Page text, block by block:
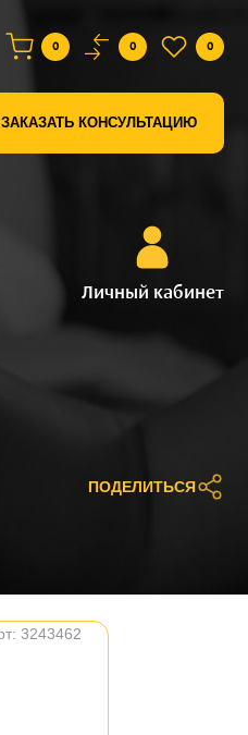
0 0 0
ЗАКАЗАТЬ КОНСУЛЬТАЦИЮ
Личный кабинет
ПОДЕЛИТЬСЯ
3243462